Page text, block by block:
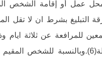
عمل أو إقامة الشخص
التبليغ بشرط ان لا تقل
للمرافعة عن ثلاثة ايام
المستعجلة(6).وبالنسبة للشخص